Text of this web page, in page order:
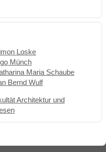
Loske
Münch
Maria Schaube
Bernd Wulf
Architektur und